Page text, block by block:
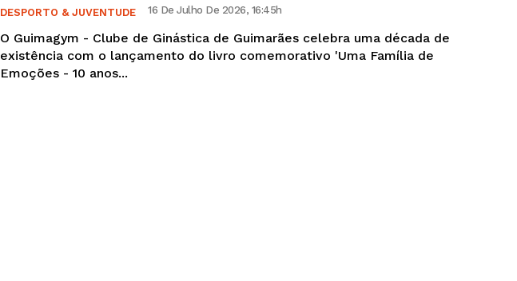
DESPORTO & JUVENTUDE 16 De Julho De 2026, 16:45h
O Guimagym - Clube de Ginástica de Guimarães celebra uma década de
existência com o lançamento do livro comemorativo 'Uma Família de
Emoções - 10 anos...